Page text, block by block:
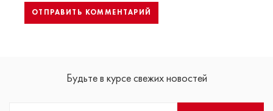
Будьте в курсе свежих новостей